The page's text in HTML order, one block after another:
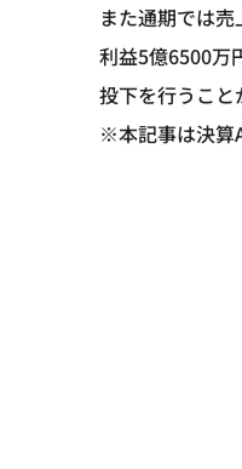
また通期では
利益5億6500万
投下を行うこと
※本記事は決算